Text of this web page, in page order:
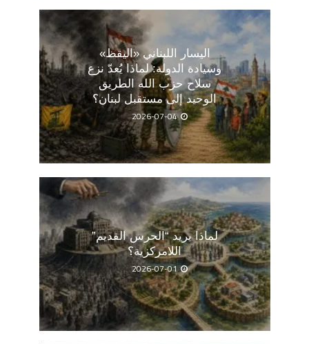
اليسار اللبناني «اليقظ»
وسيادة الدولة: لماذا يُعدّ نزع
سلاح حزب الله الطريق
الوحيد إلى مستقبل لبنان؟
2026-07-04
لماذا يريد “الحرس القديم”
اللامركزية؟
2026-07-01